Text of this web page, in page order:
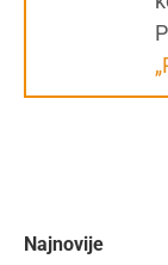
Najnovije